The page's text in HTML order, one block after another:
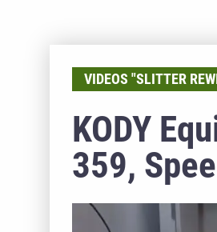
VIDEOS "SLITTER
KODY
359,